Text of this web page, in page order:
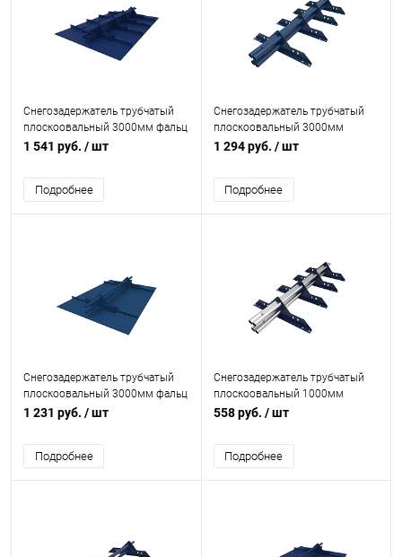
Снегозадержатель трубчатый
плоскоовальный 3000мм фальц
40x20-1,0-2,0-3 оцинкованная
покрытием RAL 5002
1 541 руб. / шт
Подробнее
Снегозадержатель трубчатый
плоскоовальный 3000мм
универсальный 40x20-1,0-1,0-4
порошковым покрытием RAL
5005
1 294 руб. / шт
Подробнее
Снегозадержатель трубчатый
плоскоовальный 3000мм фальц
25-1,0-1,5-3 оцинкованная сталь
5005
1 231 руб. / шт
Подробнее
Снегозадержатель трубчатый
плоскоовальный 1000мм
универсальный 40x20-1,0-1,5-2
порошковым покрытием RAL
5002
558 руб. / шт
Подробнее